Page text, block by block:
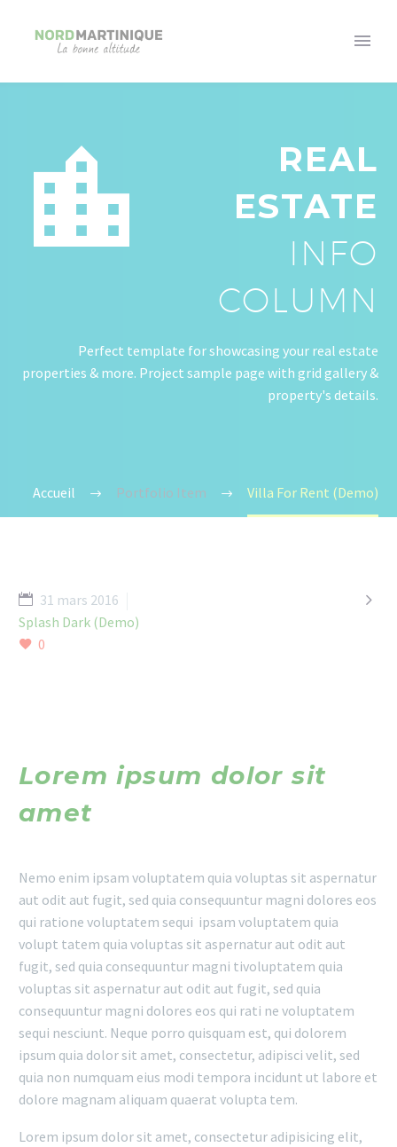


REAL
ESTATE
INFO
COLUMN
Perfect template for showcasing your real estate
properties & more. Project sample page with grid gallery &
property's details.
Accueil Portfolio Item Villa For Rent (Demo)

31 mars 2016
Splash Dark (Demo)
0
Lorem ipsum dolor sit
amet
Nemo enim ipsam voluptatem quia voluptas sit aspernatur
aut odit aut fugit, sed quia consequuntur magni dolores eos
qui ratione voluptatem sequi ipsam voluptatem quia
volupt tatem quia voluptas sit aspernatur aut odit aut
fugit, sed quia consequuntur magni tivoluptatem quia
voluptas sit aspernatur aut odit aut fugit, sed quia
consequuntur magni dolores eos qui rati ne voluptatem
sequi nesciunt. Neque porro quisquam est, qui dolorem
ipsum quia dolor sit amet, consectetur, adipisci velit, sed
quia non numquam eius modi tempora incidunt ut labore et
dolore magnam aliquam quaerat volupta tem.
Lorem ipsum dolor sit amet, consectetur adipisicing elit,